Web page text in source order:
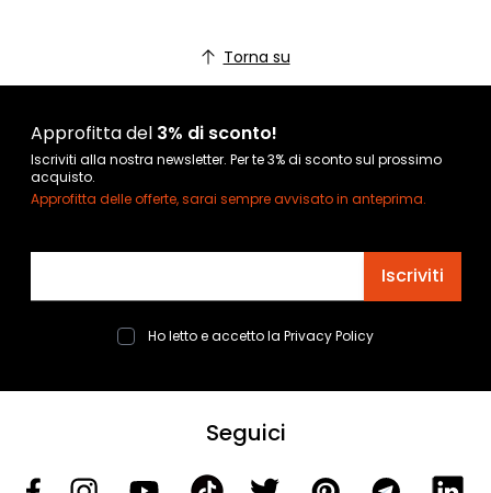
Torna su
Approfitta del 3% di sconto!
Iscriviti alla nostra newsletter. Per te 3% di sconto sul prossimo
acquisto.
Approfitta delle offerte, sarai sempre avvisato in anteprima.
Iscriviti
Ho letto e accetto la Privacy Policy
Seguici